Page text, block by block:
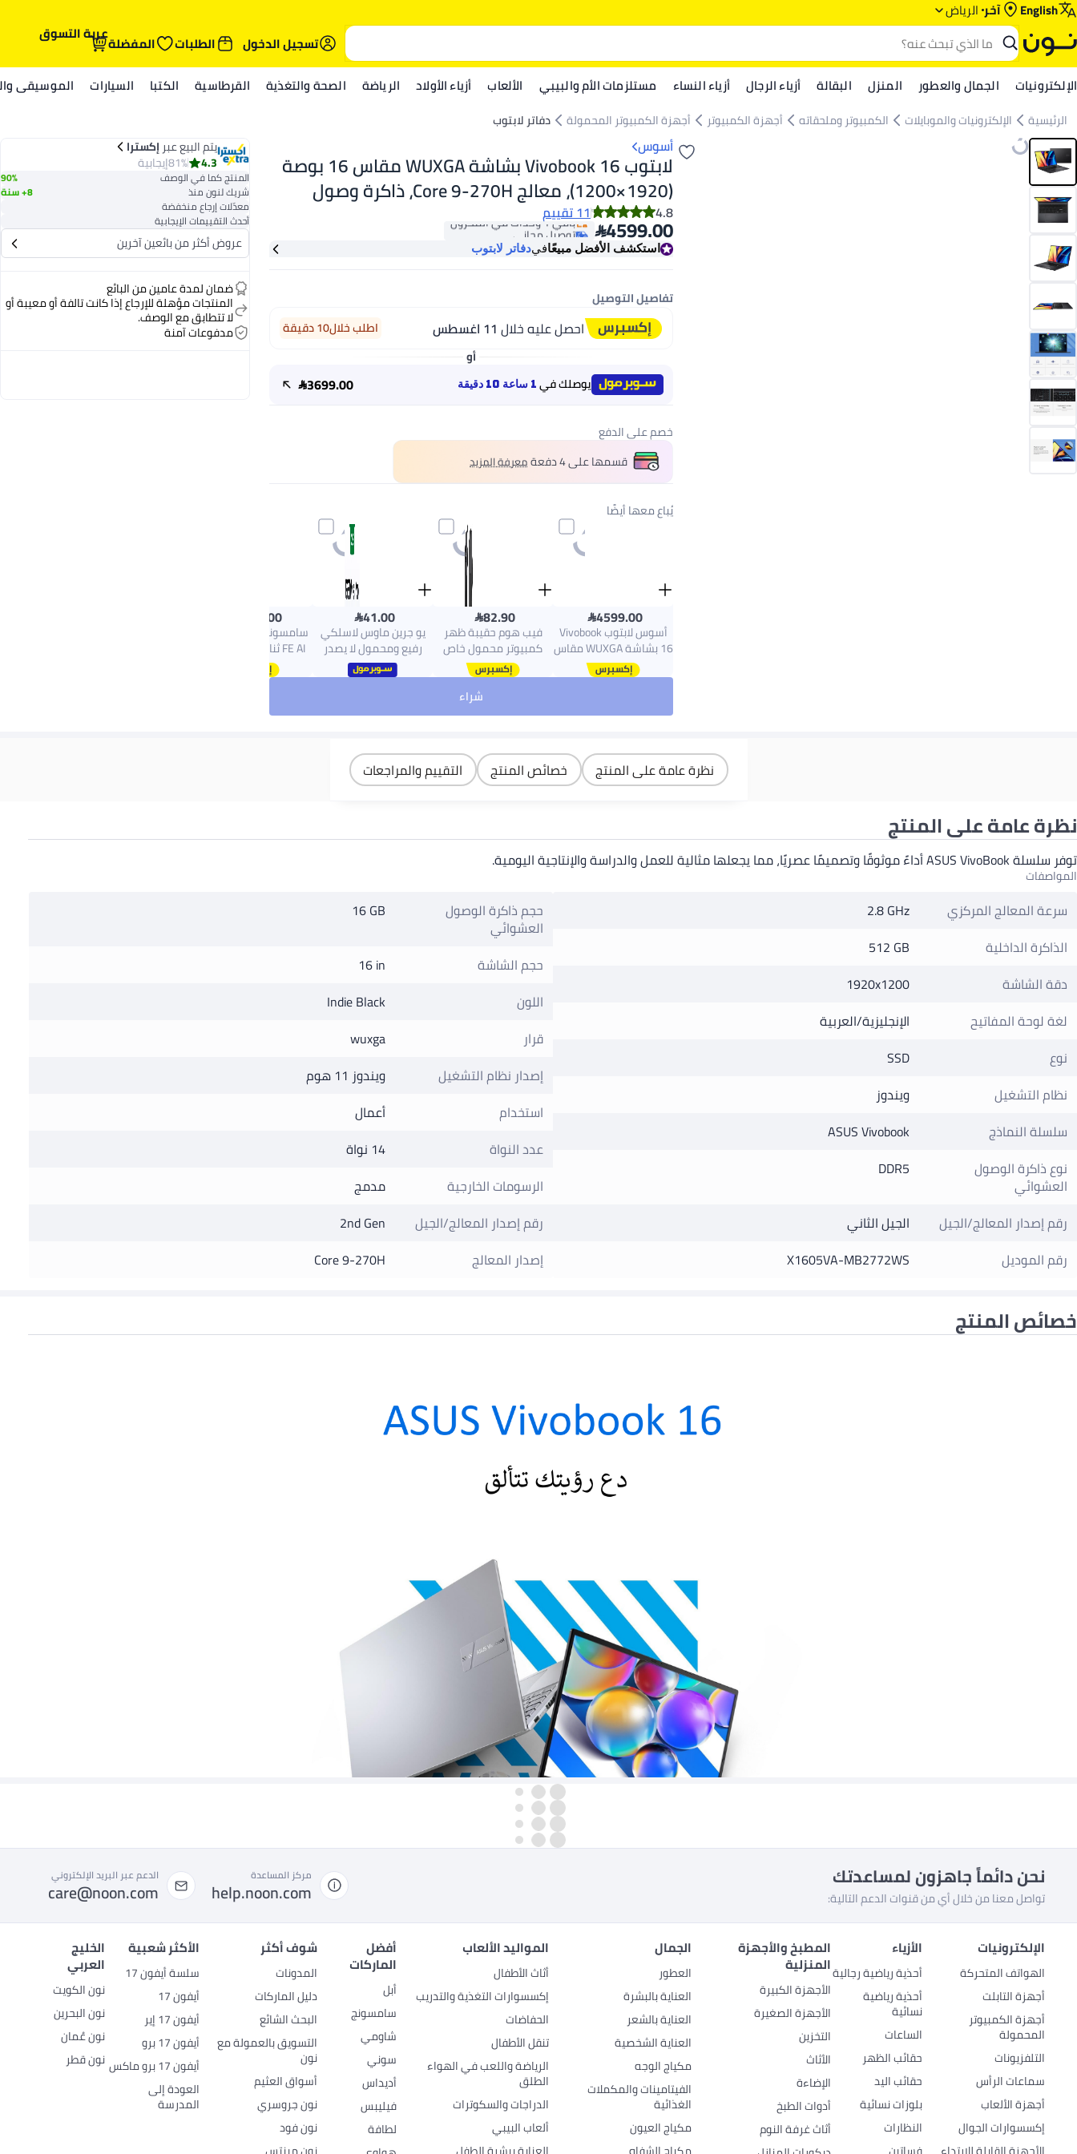
English آخر الرياض‎‎
تسجيل الدخول
الطلبات المفضلةعربة التسوق
الإلكترونيات الجمال والعطور المنزل البقالة أزياء الرجال أزياء النساء مستلزمات الأم والبيبي الألعاب أزياء الأولاد الرياضة الصحة والتغذية القرطاسية الكتبا السيارات الموسيقى
الرئيسية الإلكترونيات والموبايلات الكمبيوتر وملحقاته أجهزة الكمبيوتر أجهزة الكمبيوتر المحمولة دفاتر لابتوب
أسوس
لابتوب Vivobook 16 بشاشة WUXGA مقاس 16 بوصة
(1920×1200)، معالج Core 9-270H، ذاكرة وصول
Home، يدعم اللغتين الإنجليزية والعربية، لون أسود
أنيق الإنجليزية/العربية
4.8 11 تقييم4599.00 توصيل مجاني
باقي 1 وحدات في المخزون
توصيل مجانياستكشف الأفضل مبيعًافيدفاتر لابتوب
تفاصيل التوصيل
احصل عليه خلال 11 اغسطس
اطلب خلال10 دقيقة
أو
يوصلك في 1 ساعة 10 دقيقة 3699.00
خصم على الدفع
قسمها على 4 دفعة
معرفة المزيد
يُباع معها أيضًا
4599.00
أسوس لابتوب Vivobook
16 بشاشة WUXGA مقاس
معالج Core 9-270H،
DDR5 سعة 16 جيجابايت،
Windows 11 Home، يدعم
اللغتين الإنجليزية
والعربية، لون أسود أنيق
82.90
فيب هوم حقيبة ظهر
كمبيوتر محمول خاص
بالأعمال حقيبة خلفية
للسفر حقيبة كمبيوتر
محمول مقاومة للماء مع
كمبيوتر محمول محمول
41.00
يو جرين ماوس لاسلكي
رفيع ومحمول لا يصدر
بتردد 2.4 جيجاهرتز لتمرير
معدلات DPI قابلة للتعديل
وديل أسود
1983.00
256GB - النسخة الدولية
شراء
يتم البيع عبر إكسترا
4.3
81%إيجابية
المنتج كما في الوصف 90%
شريك لنون منذ 8+ سنة
معدّلات إرجاع منخفضة
أحدث التقييمات الإيجابية
عروض أكثر من بائعين آخرين
ضمان لمدة عامين من البائع
المنتجات مؤهلة للإرجاع إذا كانت تالفة أو معيبة أو
لا تتطابق مع الوصف.
مدفوعات آمنة
نظرة عامة على المنتج خصائص المنتج التقييم والمراجعات
نظرة عامة على المنتج
توفر سلسلة ASUS VivoBook أداءً موثوقًا وتصميمًا عصريًا، مما يجعلها مثالية للعمل والدراسة والإنتاجية اليومية.
المواصفات
سرعة المعالج المركزي
2.8 GHz
الذاكرة الداخلية
512 GB
دقة الشاشة
1920x1200
لغة لوحة المفاتيح
الإنجليزية/العربية
نوع
SSD
نظام التشغيل
ويندوز
سلسلة النماذج
ASUS Vivobook
نوع ذاكرة الوصول
العشوائي
DDR5
رقم إصدار المعالج/الجيل
الجيل الثاني
رقم الموديل
X1605VA-MB2772WS
حجم ذاكرة الوصول
العشوائي
16 GB
حجم الشاشة
16 in
اللون
Indie Black
قرار
wuxga
إصدار نظام التشغيل
ويندوز 11 هوم
استخدام
أعمال
عدد النواة
14 نواة
الرسومات الخارجية
مدمج
رقم إصدار المعالج/الجيل
2nd Gen
إصدار المعالج
Core 9-270H
خصائص المنتج
نحن دائماً جاهزون لمساعدتك
تواصل معنا من خلال أي من قنوات الدعم التالية:
مركز المساعدة
help.noon.com
الدعم عبر البريد الإلكتروني
care@noon.com
الإلكترونيات
الهواتف المتحركة
أجهزة التابلت
أجهزة الكمبيوتر
المحمولة
التلفزيونات
سماعات الرأس
أجهزة الألعاب
إكسسوارات الجوال
الأزياء
أحذية رياضية رجالية
أحذية رياضية
نسائية
الساعات
حقائب الظهر
حقائب اليد
بلوزات نسائية
النظارات
المطبخ والأجهزة
المنزلية
الأجهزة الكبيرة
الأجهزة الصغيرة
التخزين
الأثاث
الإضاءة
أدوات الطبخ
أثاث غرفة النوم
الجمال
العطور
العناية بالبشرة
العناية بالشعر
العناية الشخصية
مكياج الوجه
الفيتامينات والمكملات
الغذائية
مكياج العيون
المواليد الألعاب
أثاث الأطفال
إكسسوارات التغذية والتدريب
الحفاضات
تنقل الأطفال
الرياضة واللعب في الهواء
الطلق
الدراجات والسكوترات
ألعاب البيبي
أفضل
الماركات
أبل
سامسونج
شاومي
سوني
أديداس
فيليبس
لطافة
شوف أكثر
المدونات
دليل الماركات
البحث الشائع
التسويق بالعمولة مع
نون
أسواق العثيم
نون جروسري
نون فود
الأكثر شعبية
سلسة أيفون 17
أيفون 17
أيفون 17 إير
أيفون 17 برو
أيفون 17 برو ماكس
العودة إلى
المدرسة
الخليج
العربي
نون الكويت
نون البحرين
نون عُمان
نون قطر